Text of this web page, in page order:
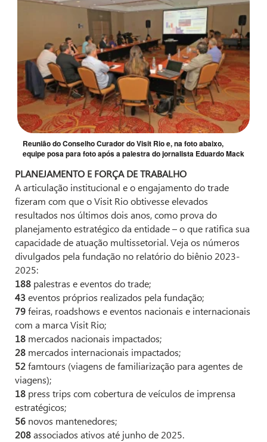
Reunião do Conselho Curador do Visit Rio e, na foto abaixo,
equipe posa para foto após a palestra do jornalista Eduardo Mack
PLANEJAMENTO E FORÇA DE TRABALHO
A articulação institucional e o engajamento do trade
fizeram com que o Visit Rio obtivesse elevados
resultados nos últimos dois anos, como prova do
planejamento estratégico da entidade – o que ratifica sua
capacidade de atuação multissetorial. Veja os números
divulgados pela fundação no relatório do biênio 2023-
2025:
188 palestras e eventos do trade;
43eventos próprios realizados pela fundação;
79feiras, roadshows e eventos nacionais e internacionais
com a marca Visit Rio;
18 mercados nacionais impactados;
28 mercados internacionais impactados;
52famtours (viagens de familiarização para agentes de
viagens);
18 press trips com cobertura de veículos de imprensa
estratégicos;
56 novos mantenedores;
208associados ativos até junho de 2025.